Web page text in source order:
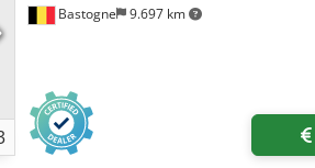
Bastogne 9.697 km